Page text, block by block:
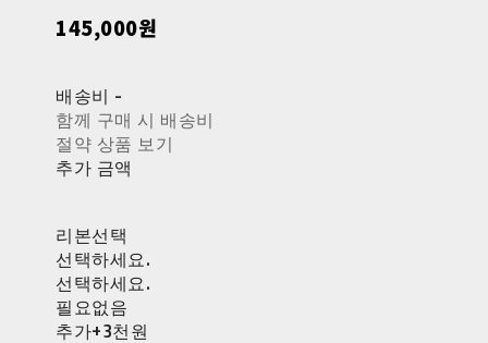
145,000원
배송비 -
함께 구매 시 배송비
절약 상품 보기
추가 금액
리본선택
선택하세요.
선택하세요.
필요없음
추가+3천원